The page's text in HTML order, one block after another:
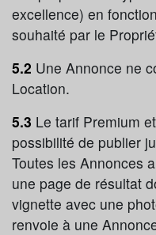
excellence) en
souhaité par le
5.2 Une Annonce ne
Location.
5.3 Le tarif Premium
possibilité de publier
Toutes les Annonces
une page de résultat
vignette avec une
renvoie à une